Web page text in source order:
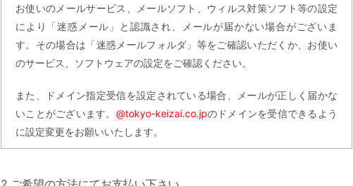
お使いのメールサービス、メールソフト、ウィルス対策ソフト等の設定
により「迷惑メール」と認識され、メールが届かない場合がございま
す。その場合は「迷惑メールフォルダ」等をご確認いただくか、お使い
のサービス、ソフトウェアの設定をご確認ください。
また、ドメイン指定受信を設定されている場合、メールが正しく届かな
いことがございます。 @tokyo-keizai.co.jpのドメインを受信できるよう
に設定変更をお願いいたします。